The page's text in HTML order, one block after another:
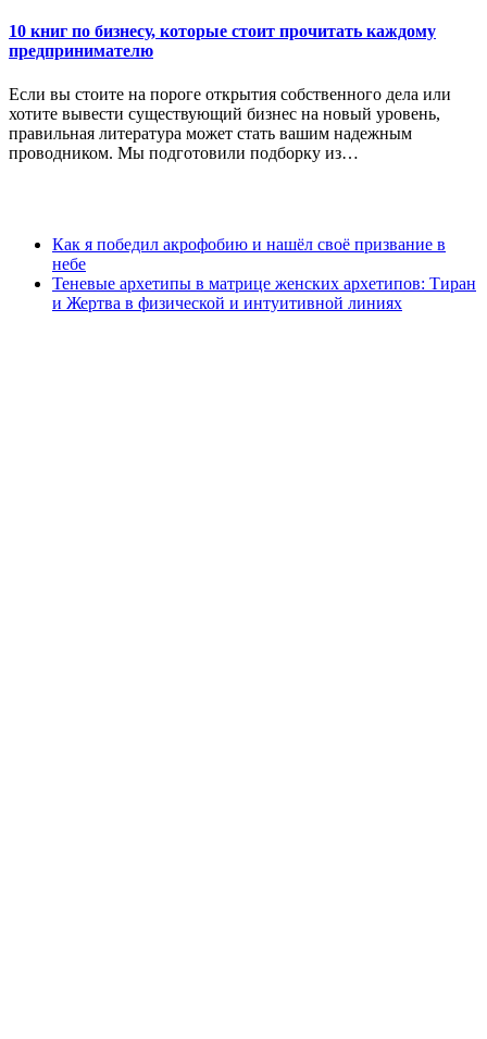
10 книг по бизнесу, которые стоит прочитать каждому
предпринимателю
Если вы стоите на пороге открытия собственного дела или
хотите вывести существующий бизнес на новый уровень,
правильная литература может стать вашим надежным
проводником. Мы подготовили подборку из…
Как я победил акрофобию и нашёл своё призвание в
небе
Теневые архетипы в матрице женских архетипов: Тиран
и Жертва в физической и интуитивной линиях